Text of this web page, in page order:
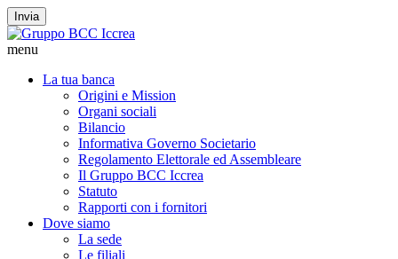
Invia
menu
La tua banca
Origini e Mission
Organi sociali
Bilancio
Informativa Governo Societario
Regolamento Elettorale ed Assembleare
Il Gruppo BCC Iccrea
Statuto
Rapporti con i fornitori
Dove siamo
La sede
Le filiali